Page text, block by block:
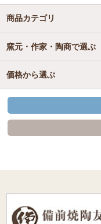
商品カテゴリ
窯元・作家・陶商で選ぶ
価格から選ぶ